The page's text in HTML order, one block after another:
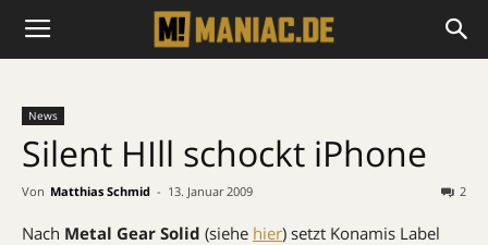
News
Silent HIll schockt iPhone
Von Matthias Schmid - 13. Januar 2009 2
Nach Metal Gear Solid (siehe hier) setzt Konamis Label